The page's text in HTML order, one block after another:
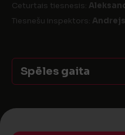
Ceturtais tiesnesis:
Tiesnešu inspektors:
Spēles gaita